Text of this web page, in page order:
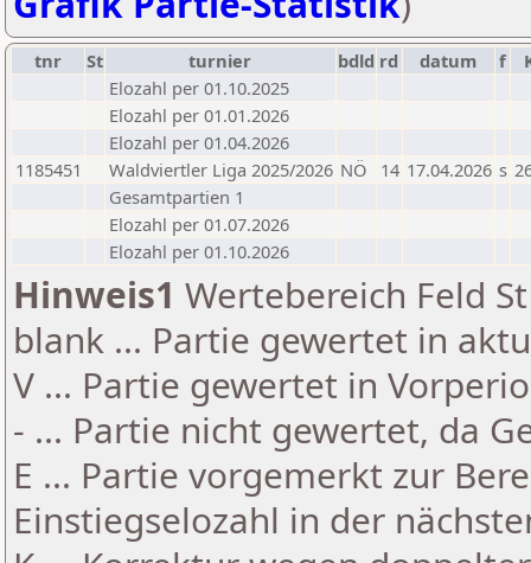
tnr St turnier bdld rd datum f
Elozahl per 01.10.2025
Elozahl per 01.01.2026
Elozahl per 01.04.2026
1185451
Waldviertler Liga 2025/2026 NÖ 14 17.04.2026 s
Gesamtpartien 1
Elozahl per 01.07.2026
Elozahl per 01.10.2026
Hinweis1 Wertebereich Feld
blank ... Partie gewertet in
V ... Partie gewertet in
- ... Partie nicht gewertet, da
E ... Partie vorgemerkt zur
Einstiegselozahl in der